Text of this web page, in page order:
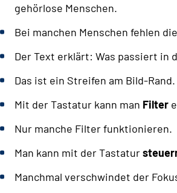
gehörlose Menschen.
Bei manchen Menschen fehlen
Der Text erklärt: Was passiert in
Das ist ein Streifen am Bild-Rand.
Mit der Tastatur kann man Filter
Nur manche Filter funktionieren.
Man kann mit der Tastatur
Manchmal verschwindet der